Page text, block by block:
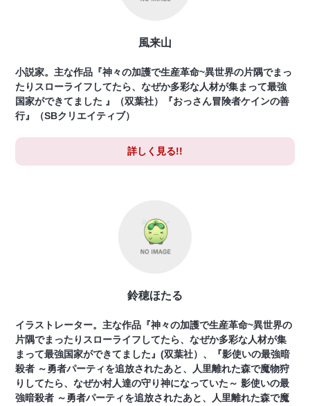
風来山
小説家。主な作品『神々の加護で生産革命~異世界の片隅でまっ
たりスローライフしてたら、なぜか多彩な人材が集まって最強
国家ができてました 』（双葉社）『おっさん冒険者ケインの善
行』（SBクリエイティブ）
詳しく見る!!
鈴穂ほたる
イラストレーター。主な作品『神々の加護で生産革命~異世界の
片隅でまったりスローライフしてたら、なぜか多彩な人材が集
まって最強国家ができてました』(双葉社）、『影使いの最強暗
殺者 ～勇者パーティを追放されたあと、人里離れた森で魔物狩
りしてたら、なぜか村人達の守り神になっていた～ 影使いの最
強暗殺者 ～勇者パーティを追放されたあと、人里離れた森で魔